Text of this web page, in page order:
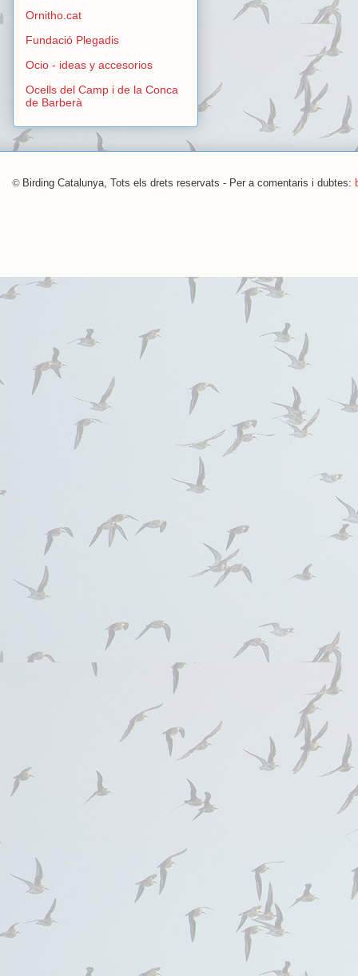
Ornitho.cat
Fundació Plegadis
Ocio - ideas y accesorios
Ocells del Camp i de la Conca
de Barberà
© Birding Catalunya, Tots els drets reservats - Per a comentaris i dubtes: